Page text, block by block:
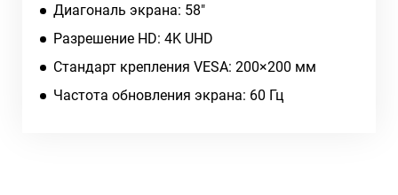
Диагональ экрана: 58"
Разрешение HD: 4K UHD
Стандарт крепления VESA: 200×200 мм
Частота обновления экрана: 60 Гц